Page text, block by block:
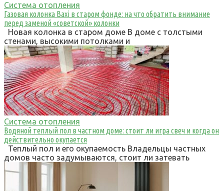
Система отопления
Газовая колонка Baxi в старом фонде: на что обратить внимание
перед заменой «советской» колонки
Новая колонка в старом доме В доме с толстыми
стенами, высокими потолками и
Система отопления
Водяной теплый пол в частном доме: стоит ли игра свеч и когда он
действительно окупается
Теплый пол и его окупаемость Владельцы частных
домов часто задумываются, стоит ли затевать